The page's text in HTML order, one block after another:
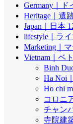
Germany｜ド
Heritage｜遺
Japan｜日本
lifestyle｜ラ
Marketing｜
Vietnam｜ベ
Binh
Ha Noi
Ho chi
コロニ
チャン
寺院建